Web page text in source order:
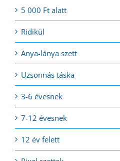
5 000 Ft alatt
Ridikül
Anya-lánya szett
Uzsonnás táska
3-6 évesnek
7-12 évesnek
12 év felett